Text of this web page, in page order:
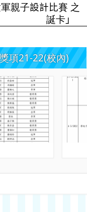
親子設計比賽 之
誕卡 」
項21-22(校內)